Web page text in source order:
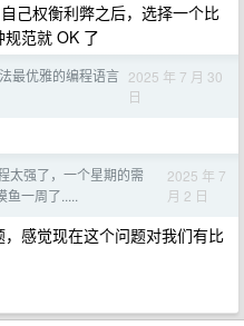
己权衡利弊之后，选择一个比
范就 OK 了
最优雅的编程语言 2025 年 7 月 30
日
太强了，一个星期的需
鱼一周了.....
2025 年 7
月 2 日
感觉现在这个问题对我们有比